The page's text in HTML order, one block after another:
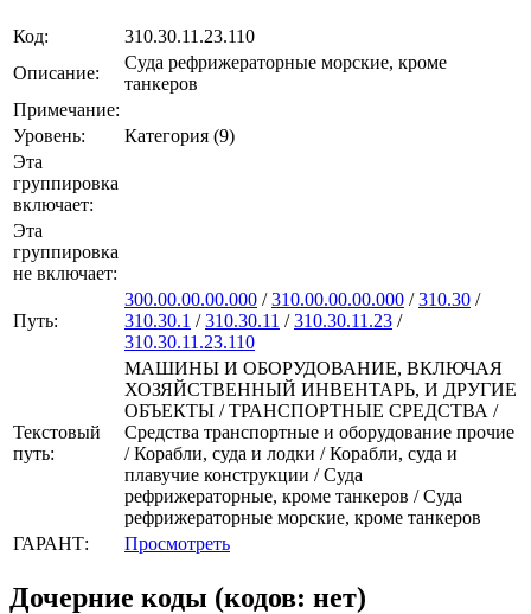
Код:
310.30.11.23.110
Описание:
Суда рефрижераторные морские, кроме
танкеров
Примечание:
Уровень:
Категория (9)
Эта
группировка
включает:
Эта
группировка
не включает:
Путь:
300.00.00.00.000 /310.00.00.00.000 /310.30 /
310.30.1 /310.30.11 /310.30.11.23 /
310.30.11.23.110
Текстовый
путь:
МАШИНЫ И ОБОРУДОВАНИЕ, ВКЛЮЧАЯ
ХОЗЯЙСТВЕННЫЙ ИНВЕНТАРЬ, И ДРУГИЕ
ОБЪЕКТЫ / ТРАНСПОРТНЫЕ СРЕДСТВА /
Средства транспортные и оборудование прочие
/ Корабли, суда и лодки / Корабли, суда и
плавучие конструкции / Суда
рефрижераторные, кроме танкеров / Суда
рефрижераторные морские, кроме танкеров
ГАРАНТ:
Просмотреть
Дочерние коды (кодов: нет)